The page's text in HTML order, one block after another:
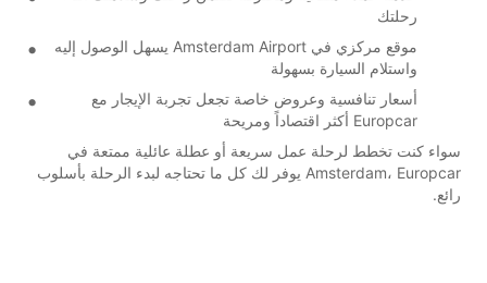
رحلتك
موقع مركزي في Amsterdam Airport يسهل الوصول إليه
واستلام السيارة بسهولة
أسعار تنافسية وعروض خاصة تجعل تجربة الإيجار مع
Europcar أكثر اقتصاداً ومريحة
سواء كنت تخطط لرحلة عمل سريعة أو عطلة عائلية ممتعة في
Amsterdam، Europcar يوفر لك كل ما تحتاجه لبدء الرحلة بأسلوب
رائع.